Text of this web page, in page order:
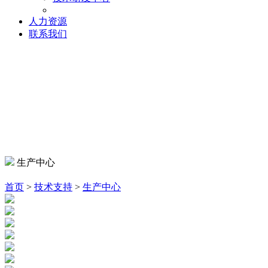
人力资源
联系我们
生产中心
首页 > 技术支持 > 生产中心